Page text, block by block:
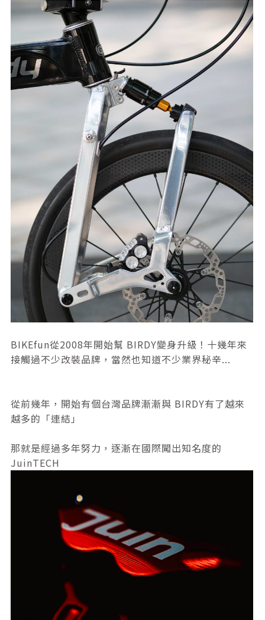
BIKEfun從2008年開始幫 BIRDY變身升級！十幾年來
接觸過不少改裝品牌，當然也知道不少業界秘辛...
從前幾年，開始有個台灣品牌漸漸與 BIRDY有了越來
越多的「連結」
那就是經過多年努力，逐漸在國際闖出知名度的
JuinTECH